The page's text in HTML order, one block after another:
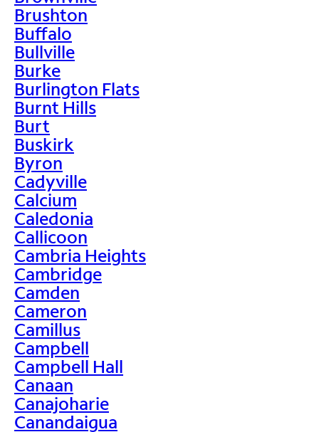
Brushton
Buffalo
Bullville
Burke
Burlington Flats
Burnt Hills
Burt
Buskirk
Byron
Cadyville
Calcium
Caledonia
Callicoon
Cambria Heights
Cambridge
Camden
Cameron
Camillus
Campbell
Campbell Hall
Canaan
Canajoharie
Canandaigua